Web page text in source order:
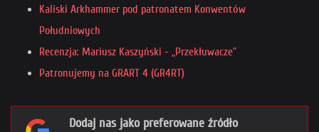
Kaliski Arkhammer pod patronatem Konwentów
Południowych
Recenzja: Mariusz Kaszyński - „Przekłuwacze”
Patronujemy na GRART 4 (GR4RT)
Dodaj nas jako preferowane źródło